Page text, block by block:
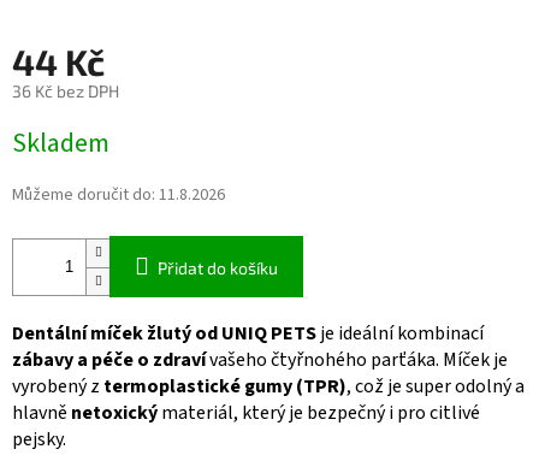
44 Kč
36 Kč bez DPH
cena:
Skladem
Můžeme doručit do: 11.8.2026
Přidat do košíku
Dentální míček žlutý od UNIQ PETSje ideální kombinací
zábavy a péče o zdravívašeho čtyřnohého parťáka. Míček je
vyrobený z termoplastické gumy (TPR), což je super odolný a
hlavně netoxickýmateriál, který je bezpečný i pro citlivé
pejsky.